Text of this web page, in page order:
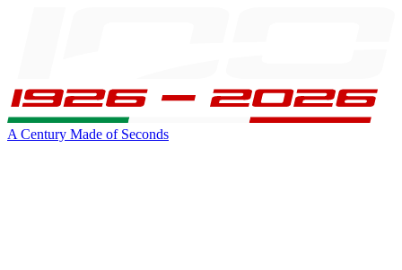
A Century Made of Seconds